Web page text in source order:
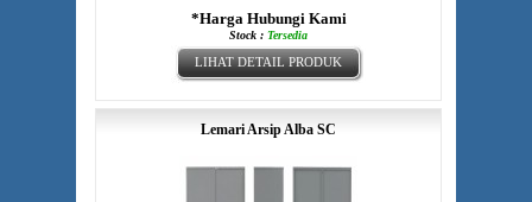
*Harga Hubungi Kami
Stock : Tersedia
LIHAT DETAIL PRODUK
Lemari Arsip Alba SC